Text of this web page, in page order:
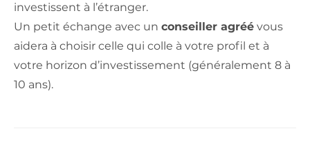
investissent à l’étranger.
Un petit échange avec un conseiller agréé vous
aidera à choisir celle qui colle à votre profil et à
votre horizon d’investissement (généralement 8 à
10 ans).